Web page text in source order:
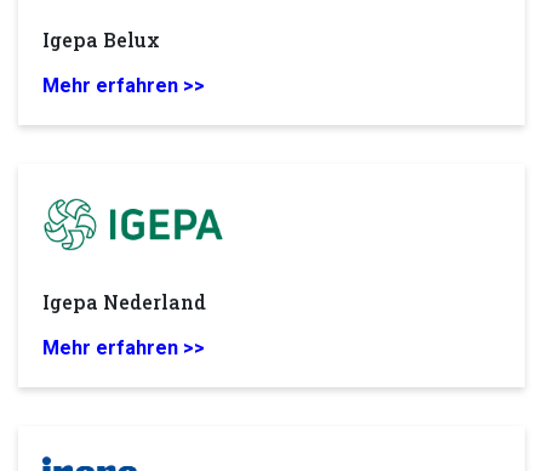
Igepa Belux
Mehr erfahren >>
Igepa Nederland
Mehr erfahren >>